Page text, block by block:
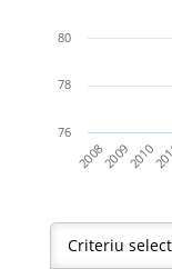
200820092010
80
76
78
Criteriu